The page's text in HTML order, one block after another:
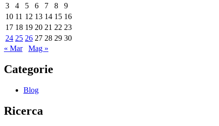
3
4 5 6 7 8
9
10 11 12 13 14 15 16
17 18 19 20 21 22 23
24 25 26 27 28 29 30
« Mar
Mag »
Categorie
Blog
Ricerca